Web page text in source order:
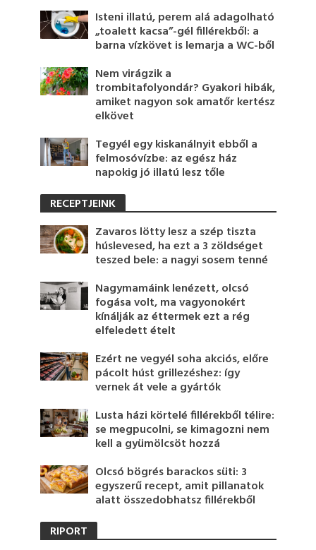
Isteni illatú, perem alá adagolható
„toalett kacsa”-gél fillérekből: a
barna vízkövet is lemarja a WC-ből
Nem virágzik a
trombitafolyondár? Gyakori hibák,
amiket nagyon sok amatőr kertész
elkövet
Tegyél egy kiskanálnyit ebből a
felmosóvízbe: az egész ház
napokig jó illatú lesz tőle
RECEPTJEINK
Zavaros lötty lesz a szép tiszta
húslevesed, ha ezt a 3 zöldséget
teszed bele: a nagyi sosem tenné
Nagymamáink lenézett, olcsó
fogása volt, ma vagyonokért
kínálják az éttermek ezt a rég
elfeledett ételt
Ezért ne vegyél soha akciós, előre
pácolt húst grillezéshez: így
vernek át vele a gyártók
Lusta házi körtelé fillérekből télire:
se megpucolni, se kimagozni nem
kell a gyümölcsöt hozzá
Olcsó bögrés barackos süti: 3
egyszerű recept, amit pillanatok
alatt összedobhatsz fillérekből
RIPORT